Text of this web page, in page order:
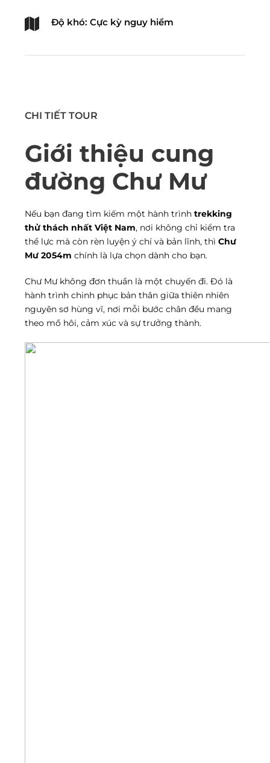
Độ khó: Cực kỳ nguy hiểm
CHI TIẾT TOUR
Giới thiệu cung
đường Chư Mư
Nếu bạn đang tìm kiếm một hành trình trekking
thử thách nhất Việt Nam, nơi không chỉ kiểm tra
thể lực mà còn rèn luyện ý chí và bản lĩnh, thì Chư
Mư 2054m chính là lựa chọn dành cho bạn.
Chư Mư không đơn thuần là một chuyến đi. Đó là
hành trình chinh phục bản thân giữa thiên nhiên
nguyên sơ hùng vĩ, nơi mỗi bước chân đều mang
theo mồ hôi, cảm xúc và sự trưởng thành.